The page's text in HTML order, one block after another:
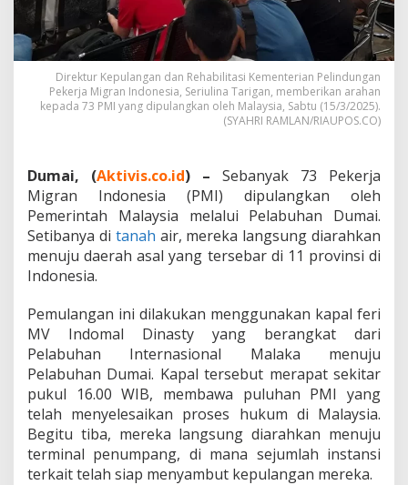
e
k
e
r
j
a
M
a
n
n
d
o
a
,
P
e
m
e
r
i
n
Direktur Kepulangan dan Rehabilitasi Kementerian Pelindungan
Pekerja Migran Indonesia, Seriulina Tarigan, memberikan arahan
kepada 73 PMI yang dipulangkan oleh Malaysia, Sabtu (15/3/2025).
(SYAHRI RAMLAN/RIAUPOS.CO)
Dumai, (Aktivis.co.id) – Sebanyak 73 Pekerja
Migran Indonesia (PMI) dipulangkan oleh
Pemerintah Malaysia melalui Pelabuhan Dumai.
Setibanya di tanah air, mereka langsung diarahkan
menuju daerah asal yang tersebar di 11 provinsi di
Indonesia.
Pemulangan ini dilakukan menggunakan kapal feri
MV Indomal Dinasty yang berangkat dari
Pelabuhan Internasional Malaka menuju
Pelabuhan Dumai. Kapal tersebut merapat sekitar
pukul 16.00 WIB, membawa puluhan PMI yang
telah menyelesaikan proses hukum di Malaysia.
Begitu tiba, mereka langsung diarahkan menuju
terminal penumpang, di mana sejumlah instansi
terkait telah siap menyambut kepulangan mereka.